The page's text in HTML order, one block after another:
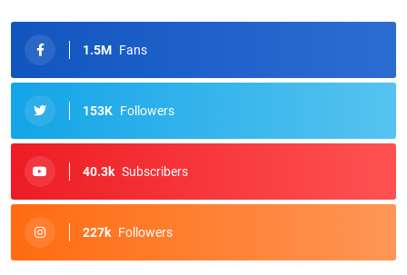
1.5M Fans
153K Followers
40.3k Subscribers
227k Followers